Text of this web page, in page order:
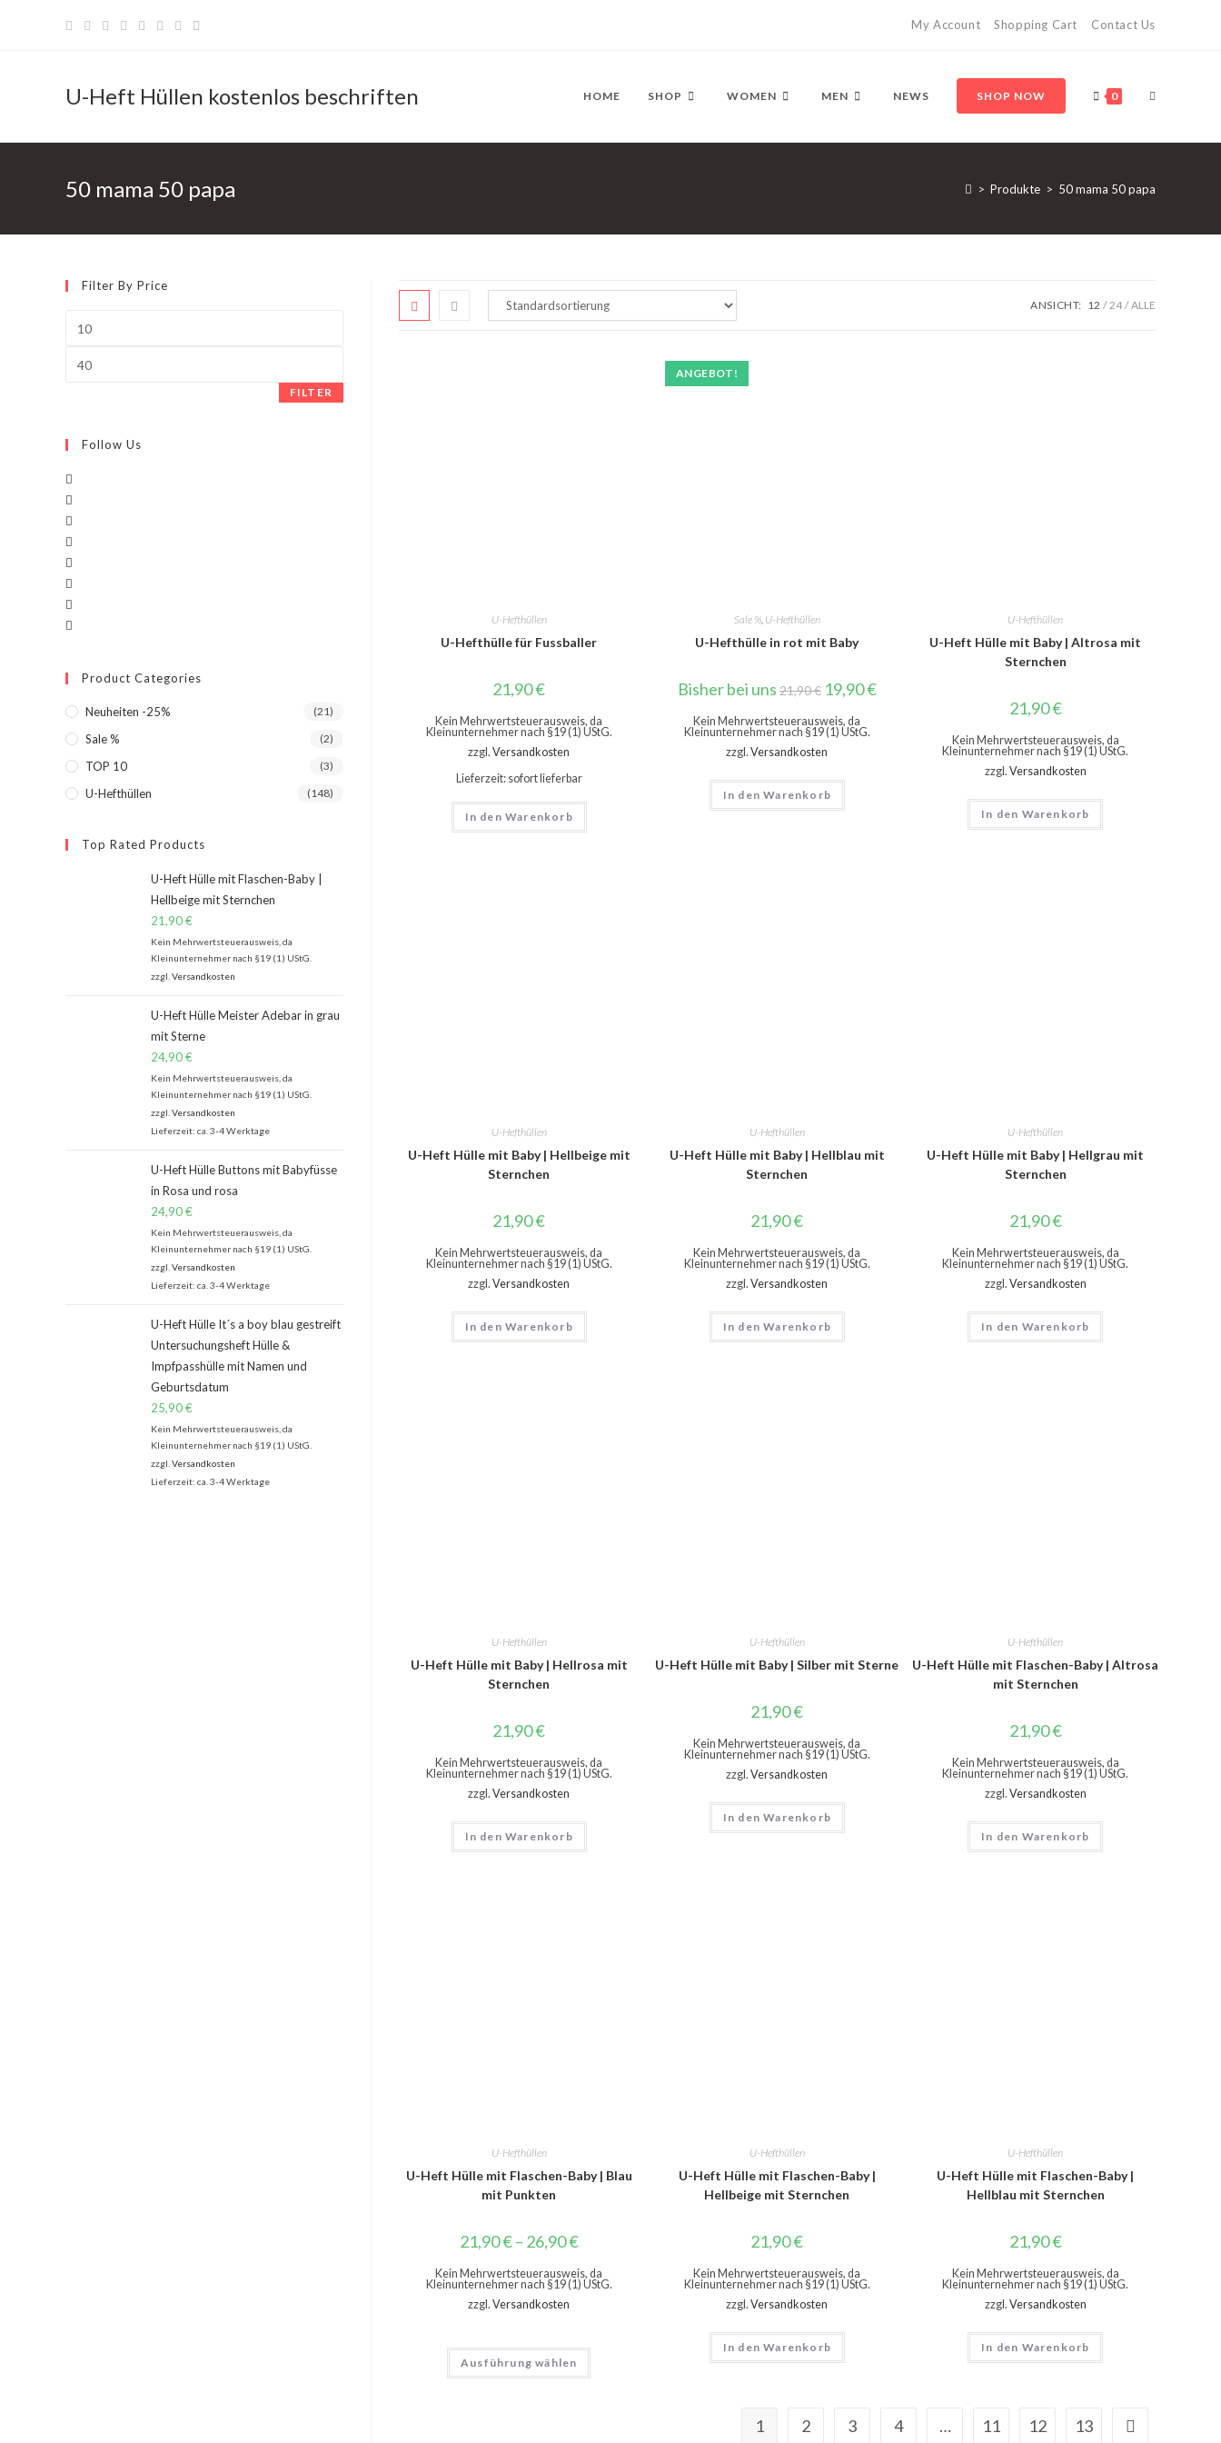
My Account Shopping Cart Contact Us
U-Heft Hüllen kostenlos beschriften HOME SHOP WOMEN MEN NEWS SHOP NOW 0
50 mama 50 papa > Produkte > 50 mama 50 papa
ANSICHT: 12 24 ALLE
U-Hefthüllen
U-Hefthülle für Fussballer
21,90€
Kein Mehrwertsteuerausweis, da
Kleinunternehmer nach §19 (1) UStG.
zzgl.Versandkosten
Lieferzeit: sofort lieferbar
In den Warenkorb
ANGEBOT!
Sale %, U-Hefthüllen
U-Hefthülle in rot mit Baby
Bisher bei uns 21,90€ 19,90€
Kein Mehrwertsteuerausweis, da
Kleinunternehmer nach §19 (1) UStG.
zzgl.Versandkosten
In den Warenkorb
U-Hefthüllen
U-Heft Hülle mit Baby | Altrosa mit
Sternchen
21,90€
Kein Mehrwertsteuerausweis, da
Kleinunternehmer nach §19 (1) UStG.
zzgl. Versandkosten
In den Warenkorb
U-Hefthüllen
U-Heft Hülle mit Baby | Hellbeige mit
Sternchen
21,90€
Kein Mehrwertsteuerausweis, da
Kleinunternehmer nach §19 (1) UStG.
zzgl.Versandkosten
In den Warenkorb
U-Hefthüllen
U-Heft Hülle mit Baby | Hellblau mit
Sternchen
21,90€
Kein Mehrwertsteuerausweis, da
Kleinunternehmer nach §19 (1) UStG.
zzgl.Versandkosten
In den Warenkorb
U-Hefthüllen
U-Heft Hülle mit Baby | Hellgrau mit
Sternchen
21,90€
Kein Mehrwertsteuerausweis, da
Kleinunternehmer nach §19 (1) UStG.
zzgl. Versandkosten
In den Warenkorb
U-Hefthüllen
U-Heft Hülle mit Baby | Hellrosa mit
Sternchen
21,90€
Kein Mehrwertsteuerausweis, da
Kleinunternehmer nach §19 (1) UStG.
zzgl.Versandkosten
In den Warenkorb
U-Hefthüllen
U-Heft Hülle mit Baby | Silber mit Sterne
21,90€
Kein Mehrwertsteuerausweis, da
Kleinunternehmer nach §19 (1) UStG.
zzgl.Versandkosten
In den Warenkorb
U-Hefthüllen
U-Heft Hülle mit Flaschen-Baby | Altrosa
mit Sternchen
21,90€
Kein Mehrwertsteuerausweis, da
Kleinunternehmer nach §19 (1) UStG.
zzgl. Versandkosten
In den Warenkorb
U-Hefthüllen
U-Heft Hülle mit Flaschen-Baby | Blau
mit Punkten
21,90€– 26,90€
Kein Mehrwertsteuerausweis, da
Kleinunternehmer nach §19 (1) UStG.
zzgl.Versandkosten
Ausführung wählen
U-Hefthüllen
U-Heft Hülle mit Flaschen-Baby |
Hellbeige mit Sternchen
21,90€
Kein Mehrwertsteuerausweis, da
Kleinunternehmer nach §19 (1) UStG.
zzgl.Versandkosten
In den Warenkorb
U-Hefthüllen
U-Heft Hülle mit Flaschen-Baby |
Hellblau mit Sternchen
21,90€
Kein Mehrwertsteuerausweis, da
Kleinunternehmer nach §19 (1) UStG.
zzgl. Versandkosten
In den Warenkorb
1 2 3 4 … 11 12 13
Filter By Price
FILTER
Follow Us
Product Categories
Neuheiten -25% (21)
Sale % (2)
TOP 10 (3)
U-Hefthüllen (148)
Top Rated Products
U-Heft Hülle mit Flaschen-Baby |
Hellbeige mit Sternchen
21,90€
Kein Mehrwertsteuerausweis, da
Kleinunternehmer nach §19 (1) UStG.
zzgl. Versandkosten
U-Heft Hülle Meister Adebar in grau
mit Sterne
24,90€
Kein Mehrwertsteuerausweis, da
Kleinunternehmer nach §19 (1) UStG.
zzgl. Versandkosten
Lieferzeit: ca. 3-4 Werktage
U-Heft Hülle Buttons mit Babyfüsse
in Rosa und rosa
24,90€
Kein Mehrwertsteuerausweis, da
Kleinunternehmer nach §19 (1) UStG.
zzgl. Versandkosten
Lieferzeit: ca. 3-4 Werktage
U-Heft Hülle It´s a boy blau gestreift
Untersuchungsheft Hülle &
Impfpasshülle mit Namen und
Geburtsdatum
25,90€
Kein Mehrwertsteuerausweis, da
Kleinunternehmer nach §19 (1) UStG.
zzgl. Versandkosten
Lieferzeit: ca. 3-4 Werktage